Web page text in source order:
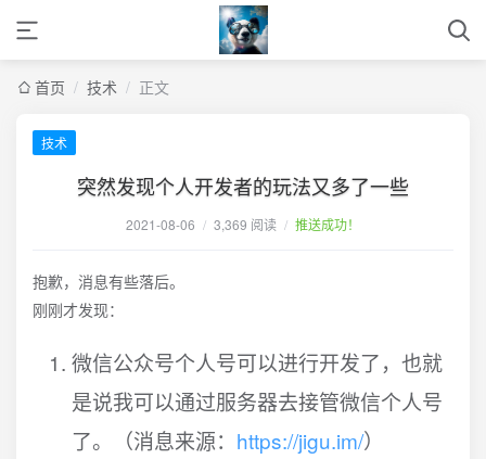
首页 / 技术 / 正文
技术
突然发现个人开发者的玩法又多了一些
2021-08-06 / 3,369 阅读 / 推送成功！
抱歉，消息有些落后。
刚刚才发现：
微信公众号个人号可以进行开发了，也就
是说我可以通过服务器去接管微信个人号
了。（消息来源： https://jigu.im/）